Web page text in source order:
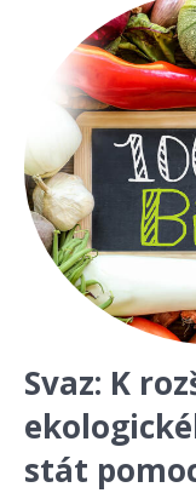
Svaz: K
stát